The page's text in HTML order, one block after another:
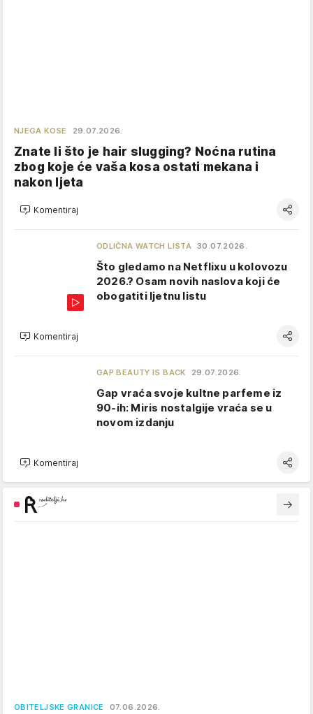
NJEGA KOSE 29.07.2026.
Znate li što je hair slugging? Noćna rutina
zbog koje će vaša kosa ostati mekana i
nakon ljeta
Komentiraj
ODLIČNA WATCH LISTA 30.07.2026.
Što gledamo na Netflixu u kolovozu
2026.? Osam novih naslova koji će
obogatiti ljetnu listu
Komentiraj
GAP BEAUTY IS BACK 29.07.2026.
Gap vraća svoje kultne parfeme iz
90-ih: Miris nostalgije vraća se u
novom izdanju
Komentiraj
OBITELJSKE GRANICE 07.06.2026.